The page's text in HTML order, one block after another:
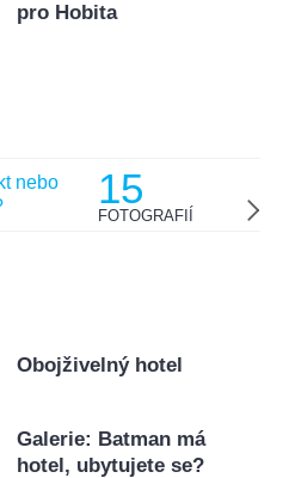
pro Hobita
15
FOTOGRAFIÍ
Obojživelný hotel
Galerie: Batman má
hotel, ubytujete se?